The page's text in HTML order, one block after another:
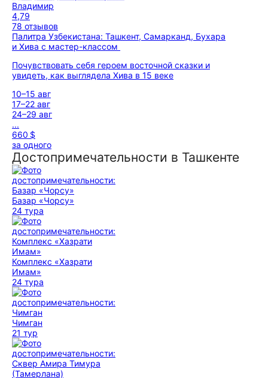
Владимир
4,79
78 отзывов
Палитра Узбекистана: Ташкент, Самарканд, Бухара
и Хива с мастер-классом
Почувствовать себя героем восточной сказки и
увидеть, как выглядела Хива в 15 веке
10–15 авг
17–22 авг
24–29 авг
...
660 $
за одного
Достопримечательности в Ташкенте
Базар «Чорсу»
24 тура
Комплекс «Хазрати
Имам»
24 тура
Чимган
21 тур